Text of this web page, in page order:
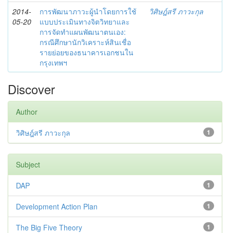
2014-
05-20
การพัฒนาภาวะผู้นำโดยการใช้
แบบประเมินทางจิตวิทยาและ
การจัดทำแผนพัฒนาตนเอง:
กรณีศึกษานักวิเคราะห์สินเชื่อ
รายย่อยของธนาคารเอกชนใน
กรุงเทพฯ
วิศิษฎ์สรี ภาวะกุล
Discover
Author
1
วิศิษฎ์สรี ภาวะกุล
Subject
1
DAP
1
Development Action Plan
1
The Big Five Theory